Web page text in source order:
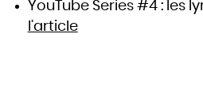
YouTube Series #4 : les
l’article